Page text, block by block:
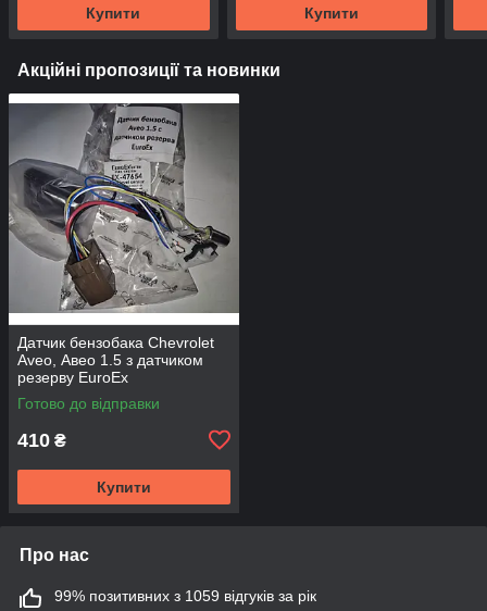
Купити Купити
Акційні пропозиції та новинки
Датчик бензобака Chevrolet
Aveo, Авео 1.5 з датчиком
резерву EuroEx
Готово до відправки
410 ₴
Купити
Про нас
99% позитивних з 1059 відгуків за рік